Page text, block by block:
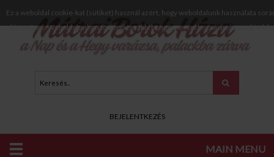
Ez a weboldal cookie-kat (sütiket) használ azért, hogy weboldalunk használata
biztosítani. Weboldalunkon történő további böngészéssel hozzájárul a cookie-k
BEJELENTKEZÉS
MAIN MENU